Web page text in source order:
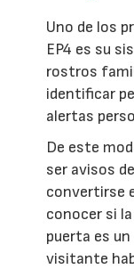
Uno de los
EP4 es su
rostros
identificar
alertas
De este
ser avisos
convertirse
conocer si
puerta es
visitante